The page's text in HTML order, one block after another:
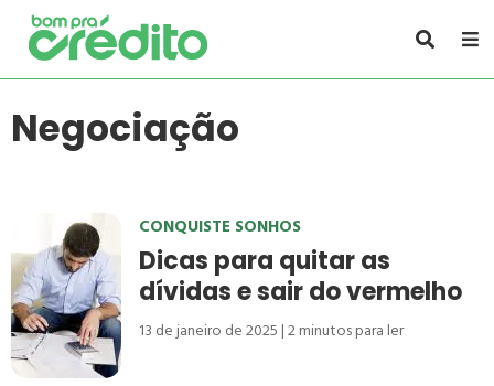
Negociação
CONQUISTE SONHOS
Dicas para quitar as
dívidas e sair do vermelho
13 de janeiro de 2025 2minutos para ler